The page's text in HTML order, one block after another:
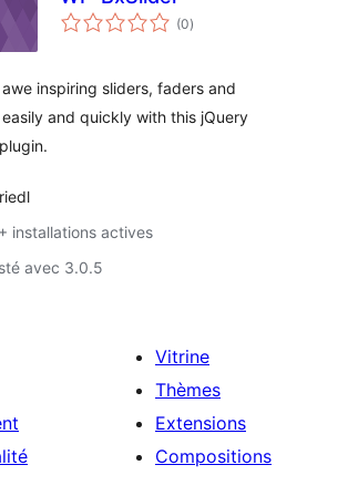
(0notes
en
)
inspiring sliders, faders and
and quickly with this jQuery
installations actives
avec 3.0.5
Vitrine
Thèmes
Extensions
Compositions